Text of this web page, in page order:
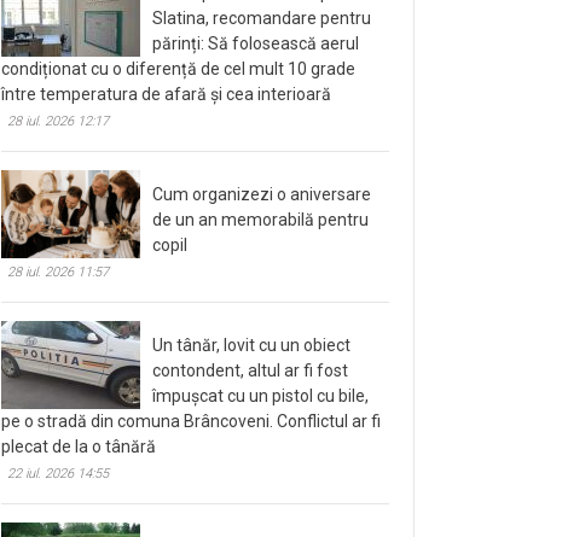
Slatina, recomandare pentru
părinți: Să folosească aerul
condiționat cu o diferență de cel mult 10 grade
între temperatura de afară și cea interioară
28 iul. 2026 12:17
Cum organizezi o aniversare
de un an memorabilă pentru
copil
28 iul. 2026 11:57
Un tânăr, lovit cu un obiect
contondent, altul ar fi fost
împușcat cu un pistol cu bile,
pe o stradă din comuna Brâncoveni. Conflictul ar fi
plecat de la o tânără
22 iul. 2026 14:55